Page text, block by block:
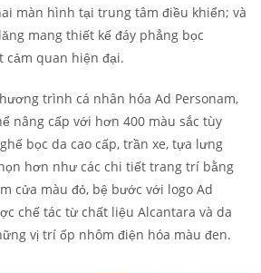
màn hình tại trung tâm điều khiển; và
mang thiết kế đáy phẳng bọc
cảm quan hiện đại.
trình cá nhân hóa Ad Personam,
nâng cấp với hơn 400 màu sắc tùy
bọc da cao cấp, trần xe, tựa lưng
hơn như các chi tiết trang trí bằng
cửa màu đỏ, bệ bước với logo Ad
chế tác từ chất liệu Alcantara và da
vị trí ốp nhôm điện hóa màu đen.